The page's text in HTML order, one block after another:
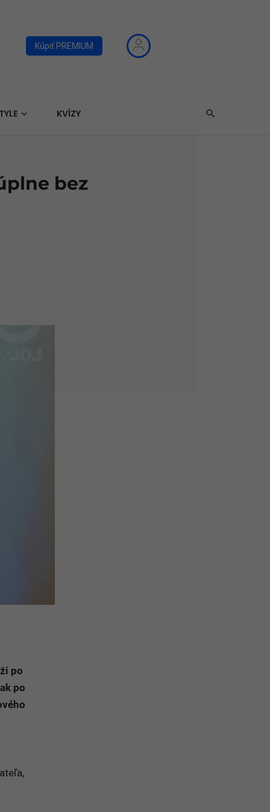
Kúpiť PREMIUM
KVÍZY
bez
po
po